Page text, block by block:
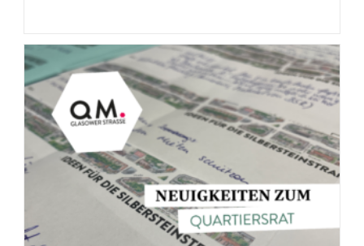
2027
im
der
Quartiersratssitzung